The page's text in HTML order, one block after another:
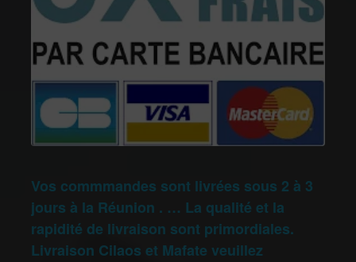
Vos commmandes sont livrées sous 2 à 3
jours à la Réunion . … La qualité et la
rapidité de livraison sont primordiales.
Livraison Cilaos et Mafate veuillez